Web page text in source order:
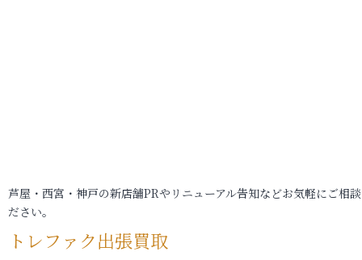
芦屋・西宮・神戸の新店舗PRやリニューアル告知などお気軽にご相
ださい。
トレファク出張買取